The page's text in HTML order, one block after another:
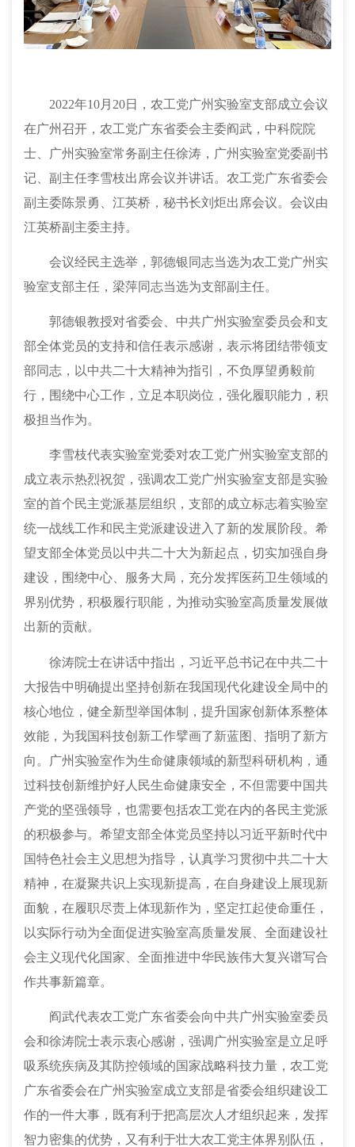
2022年10月20日，农工党广州实验室支部成立会议
在广州召开，农工党广东省委会主委阎武，中科院院
士、广州实验室常务副主任徐涛，广州实验室党委副书
记、副主任李雪枝出席会议并讲话。农工党广东省委会
副主委陈景勇、江英桥，秘书长刘炬出席会议。会议由
江英桥副主委主持。
会议经民主选举，郭德银同志当选为农工党广州实
验室支部主任，梁萍同志当选为支部副主任。
郭德银教授对省委会、中共广州实验室委员会和支
部全体党员的支持和信任表示感谢，表示将团结带领支
部同志，以中共二十大精神为指引，不负厚望勇毅前
行，围绕中心工作，立足本职岗位，强化履职能力，积
极担当作为。
李雪枝代表实验室党委对农工党广州实验室支部的
成立表示热烈祝贺，强调农工党广州实验室支部是实验
室的首个民主党派基层组织，支部的成立标志着实验室
统一战线工作和民主党派建设进入了新的发展阶段。希
望支部全体党员以中共二十大为新起点，切实加强自身
建设，围绕中心、 服务大局，充分发挥医药卫生领域的
界别优势，积极履行职能，为推动实验室高质量发展做
出新的贡献。
徐涛院士在讲话中指出，习近平总书记在中共二十
大报告中明确提出坚持创新在我国现代化建设全局中的
核心地位，健全新型举国体制，提升国家创新体系整体
效能，为我国科技创新工作擘画了新蓝图、指明了新方
向。广州实验室作为生命健康领域的新型科研机构，通
过科技创新维护好人民生命健康安全，不但需要中国共
产党的坚强领导，也需要包括农工党在内的各民主党派
的积极参与。希望支部全体党员坚持以习近平新时代中
国特色社会主义思想为指导，认真学习贯彻中共二十大
精神，在凝聚共识上实现新提高，在自身建设上展现新
面貌，在履职尽责上体现新作为，坚定扛起使命重任，
以实际行动为全面促进实验室高质量发展、全面建设社
会主义现代化国家、全面推进中华民族伟大复兴谱写合
作共事新篇章。
阎武代表农工党广东省委会向中共广州实验室委员
会和徐涛院士表示衷心感谢，强调广州实验室是立足呼
吸系统疾病及其防控领域的国家战略科技力量，农工党
广东省委会在广州实验室成立支部是省委会组织建设工
作的一件大事，既有利于把高层次人才组织起来，发挥
智力密集的优势，又有利于壮大农工党主体界别队伍，